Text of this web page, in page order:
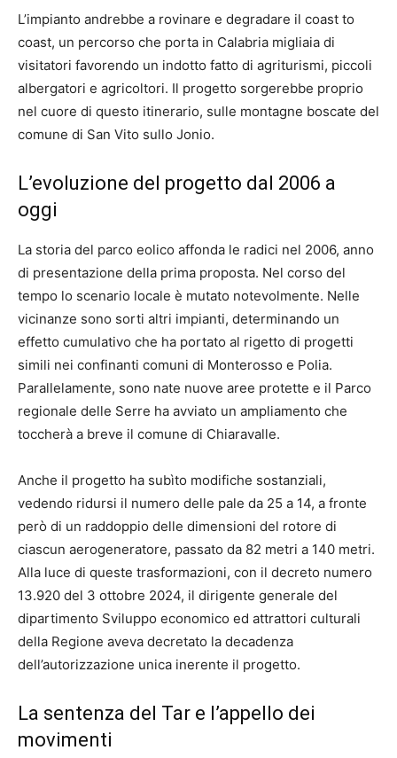
L’impianto andrebbe a rovinare e degradare il coast to
coast, un percorso che porta in Calabria migliaia di
visitatori favorendo un indotto fatto di agriturismi, piccoli
albergatori e agricoltori. Il progetto sorgerebbe proprio
nel cuore di questo itinerario, sulle montagne boscate del
comune di San Vito sullo Jonio.
L’evoluzione del progetto dal 2006 a
oggi
La storia del parco eolico affonda le radici nel 2006, anno
di presentazione della prima proposta. Nel corso del
tempo lo scenario locale è mutato notevolmente. Nelle
vicinanze sono sorti altri impianti, determinando un
effetto cumulativo che ha portato al rigetto di progetti
simili nei confinanti comuni di Monterosso e Polia.
Parallelamente, sono nate nuove aree protette e il Parco
regionale delle Serre ha avviato un ampliamento che
toccherà a breve il comune di Chiaravalle.
Anche il progetto ha subìto modifiche sostanziali,
vedendo ridursi il numero delle pale da 25 a 14, a fronte
però di un raddoppio delle dimensioni del rotore di
ciascun aerogeneratore, passato da 82 metri a 140 metri.
Alla luce di queste trasformazioni, con il decreto numero
13.920 del 3 ottobre 2024, il dirigente generale del
dipartimento Sviluppo economico ed attrattori culturali
della Regione aveva decretato la decadenza
dell’autorizzazione unica inerente il progetto.
La sentenza del Tar e l’appello dei
movimenti